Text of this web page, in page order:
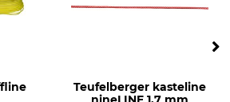
Teufelberger kasteline